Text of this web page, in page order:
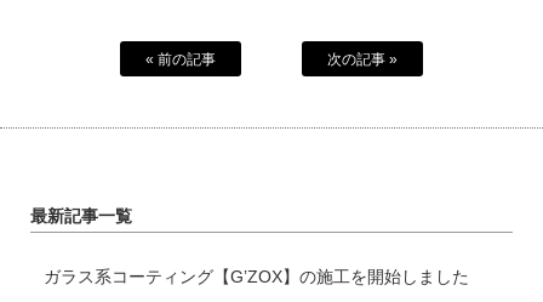
« 前の記事 次の記事 »
最新記事一覧
ガラス系コーティング【G’ZOX】の施工を開始しました